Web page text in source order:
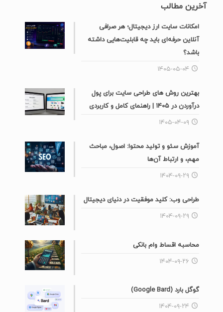
آخرین مطالب
امکانات سایت ارز دیجیتال؛ هر صرافی
آنلاین حرفه‌ای باید چه قابلیت‌هایی داشته
باشد؟
۱۴۰۵-۰۵-۰۴
بهترین روش های طراحی سایت برای پول
درآوردن در ۱۴۰۵ | راهنمای کامل و کاربردی
۱۴۰۵-۰۴-۰۹
آموزش سئو و تولید محتوا: اصول، مباحث
مهم، و ارتباط آن‌ها
۱۴۰۴-۰۹-۲۹
طراحی وب: کلید موفقیت در دنیای دیجیتال
۱۴۰۴-۰۹-۲۹
محاسبه اقساط وام بانکی
۱۴۰۴-۰۹-۲۶
گوگل بارد (Google Bard)
۱۴۰۴-۰۹-۲۴